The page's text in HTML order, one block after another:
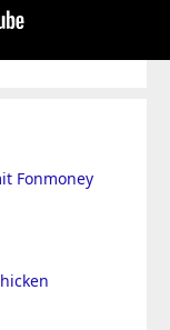
Fonmoney